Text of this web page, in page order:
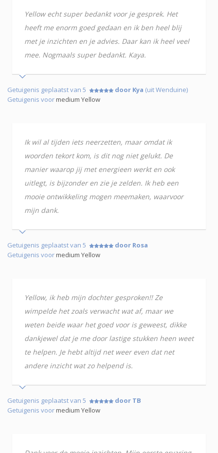
Yellow echt super bedankt voor je gesprek. Het
heeft me enorm goed gedaan en ik ben heel blij
met je inzichten en je advies. Daar kan ik heel veel
mee. Nogmaals super bedankt. Kaya.
Getuigenis geplaatst van 5 door Kya (uit Wenduine)
Getuigenis voormedium Yellow
Ik wil al tijden iets neerzetten, maar omdat ik
woorden tekort kom, is dit nog niet gelukt. De
manier waarop jij met energieen werkt en ook
uitlegt, is bijzonder en zie je zelden. Ik heb een
mooie ontwikkeling mogen meemaken, waarvoor
mijn dank.
Getuigenis geplaatst van 5
door Rosa
Getuigenis voormedium Yellow
Yellow, ik heb mijn dochter gesproken!! Ze
wimpelde het zoals verwacht wat af, maar we
weten beide waar het goed voor is geweest, dikke
dankjewel dat je me door lastige stukken heen weet
te helpen. Je hebt altijd net weer even dat net
andere inzicht wat zo helpend is.
Getuigenis geplaatst van 5
door TB
Getuigenis voormedium Yellow